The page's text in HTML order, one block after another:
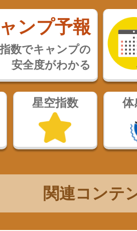
ンプ予報
数でキャンプの
安全度がわかる
星空指数 体
関連コンテ